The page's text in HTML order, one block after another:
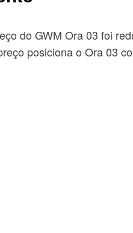
do GWM Ora 03 foi
posiciona o Ora 03